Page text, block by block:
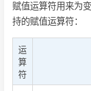
赋值运算符用来为
持的赋值运算符：
运
算
符